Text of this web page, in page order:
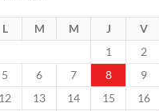
L M M J V
1
2
5
6 7 8 9
12
13 14 15 16